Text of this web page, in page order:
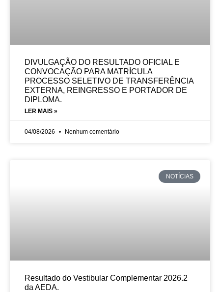
DIVULGAÇÃO DO RESULTADO OFICIAL E
CONVOCAÇÃO PARA MATRÍCULA
PROCESSO SELETIVO DE TRANSFERÊNCIA
EXTERNA, REINGRESSO E PORTADOR DE
DIPLOMA.
LER MAIS »
04/08/2026 Nenhum comentário
NOTÍCIAS
Resultado do Vestibular Complementar 2026.2
da AEDA.